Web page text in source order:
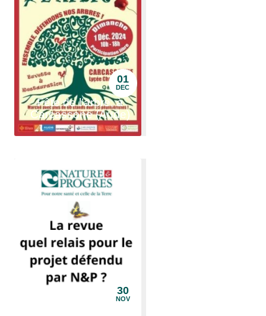
01
DEC
Fête de l’arbre, à
Carcassone (Aude)
30
NOV